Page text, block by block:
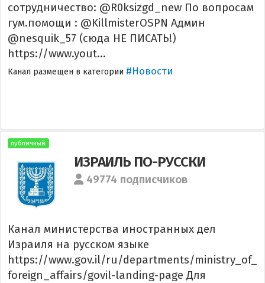
сотрудничество: @R0ksizgd_new По вопросам
гум.помощи : @KillmisterOSPN Админ
@nesquik_57 (сюда НЕ ПИСАТЬ!)
https://www.yout...
Канал размещен в категории #Новости
публичный
ИЗРАИЛЬ ПО-РУССКИ
49774 подписчиков
Канал министерства иностранных дел
Израиля на русском языке
https://www.gov.il/ru/departments/ministry_of_
foreign_affairs/govil-landing-page Для